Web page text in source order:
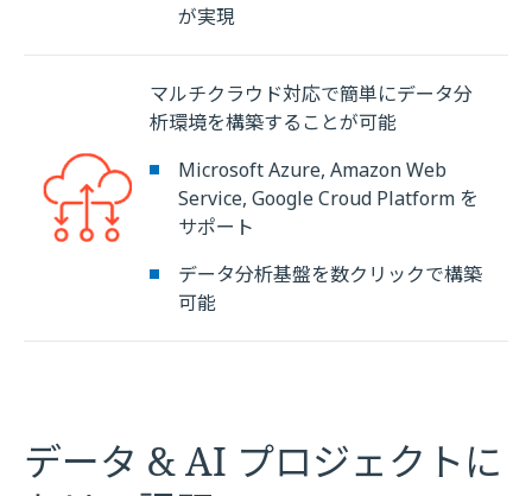
が実現
マルチクラウド対応で簡単にデータ分
析環境を構築することが可能
Microsoft Azure, Amazon Web
Service, Google Croud Platform を
サポート
データ分析基盤を数クリックで構築
可能
データ & AI プロジェクトに